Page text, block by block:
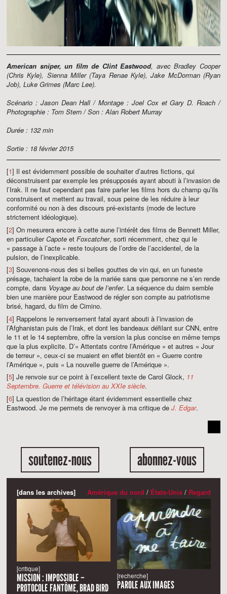
American sniper, un film de Clint Eastwood, avec Bradley Cooper
(Chris Kyle), Sienna Miller (Taya Renae Kyle), Jake McDorman (Ryan
Job), Luke Grimes (Marc Lee).
Scénario : Jason Dean Hall / Montage : Joel Cox et Gary D. Roach /
Photographie : Tom Stern / Son : Alan Robert Murray
Durée : 132 min
Sortie : 18 février 2015
[1] Il est évidemment possible de souhaiter d’autres fictions, qui
déconstruisent par exemple les présupposés ayant abouti à l’invasion de
l’Irak. Il ne faut cependant pas faire parler les films hors du champ qu’ils
construisent et mettent au travail, sous peine de les réduire à leur
conformité ou non à des discours pré-existants (mode de lecture
strictement idéologique).
[2] On mesurera encore à cette aune l’intérêt des films de Bennett Miller,
en particulierCapote et Foxcatcher, sorti récemment, chez qui le
« passage à l’acte » reste toujours de l’ordre de l’accidentel, de la
pulsion, de l’inexplicable.
[3] Souvenons-nous des si belles gouttes de vin qui, en un funeste
présage, tachaient la robe de la mariée sans que personne ne s’en rende
compte, dans Voyage au bout de l’enfer. La séquence du daim semble
bien une manière pour Eastwood de régler son compte au patriotisme
brisé, hagard, du film de Cimino.
[4] Rappelons le renversement fatal ayant abouti à l’invasion de
l’Afghanistan puis de l’Irak, et dont les bandeaux défilant sur CNN, entre
le 11 et le 14 septembre, offre la version la plus concise en même temps
que la plus explicite. D’« Attentats contre l’Amérique » et autres « Jour
de terreur », ceux-ci se muaient en effet bientôt en « Guerre contre
l’Amérique », puis « La nouvelle guerre de l’Amérique ».
[5] Je renvoie sur ce point à l’excellent texte de Carol Glock, 11
Septembre. Guerre et télévision au XXIe siècle.
[6] La question de l’héritage étant évidemment essentielle chez
Eastwood. Je me permets de renvoyer à ma critique de J. Edgar.
soutenez-nous abonnez-vous
[dans les archives] Amérique du nord / États-Unis/ Regard
[critique]
MISSION : IMPOSSIBLE –
PROTOCOLE FANTÔME, BRAD BIRD
[recherche]
PAROLE AUX IMAGES